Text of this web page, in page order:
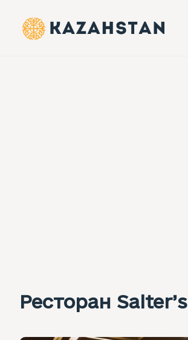
Ресторан Salter’s